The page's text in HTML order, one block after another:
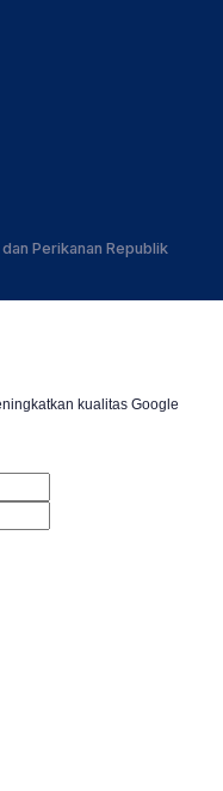
Perikanan Republik
kualitas Google